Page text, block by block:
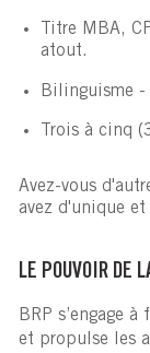
Titre MBA,
atout.
Bilinguisme
Trois à cinq
Avez-vous
avez d'unique
LE POUVOIR DE
BRP s’engage
et propulse les